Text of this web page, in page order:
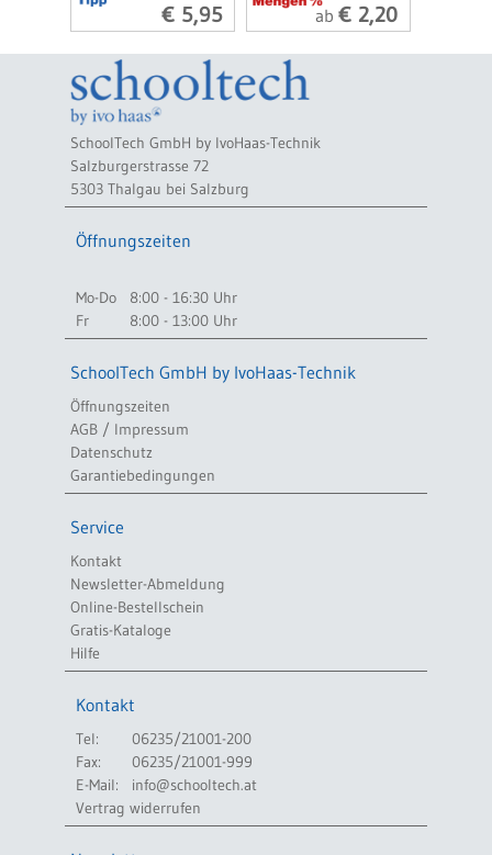
€ 5,95 ab € 2,20
SchoolTech GmbH by IvoHaas-Technik
Salzburgerstrasse 72
5303 Thalgau bei Salzburg
Öffnungszeiten
Mo-Do
8:00 - 16:30 Uhr
Fr
8:00 - 13:00 Uhr
SchoolTech GmbH by IvoHaas-Technik
Öffnungszeiten
AGB / Impressum
Datenschutz
Garantiebedingungen
Service
Kontakt
Newsletter-Abmeldung
Online-Bestellschein
Gratis-Kataloge
Hilfe
Kontakt
Tel:
06235/21001-200
Fax:
06235/21001-999
E-Mail:
info@schooltech.at
Vertrag widerrufen